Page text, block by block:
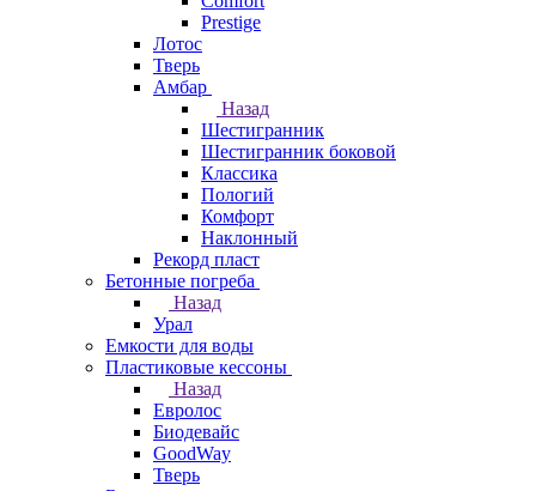
Prestige
Лотос
Тверь
Амбар
Назад
Шестигранник
Шестигранник боковой
Классика
Пологий
Комфорт
Наклонный
Рекорд пласт
Бетонные погреба
Назад
Урал
Емкости для воды
Пластиковые кессоны
Назад
Евролос
Биодевайс
GoodWay
Тверь